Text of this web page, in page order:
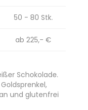
50 - 80 Stk.
ab 225,- €
Schokolade.
und glutenfrei